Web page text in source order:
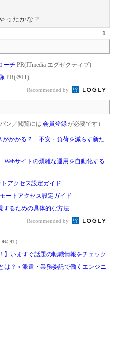
ったかな？
1
ーチ PR(ITmedia エグゼクティブ)
PR(＠IT)
Recommended by
パン／閲覧には 会員登録が必要です）
がかかる？ 不安・負荷を減らす新た
Webサイトの煩雑な運用を自動化する
トアクセス設定ガイド
ートアクセス設定ガイド
するための具体的な方法
Recommended by
）
】いますぐ話題の転職情報をチェック
は？＞派遣・業務委託で働くエンジニ